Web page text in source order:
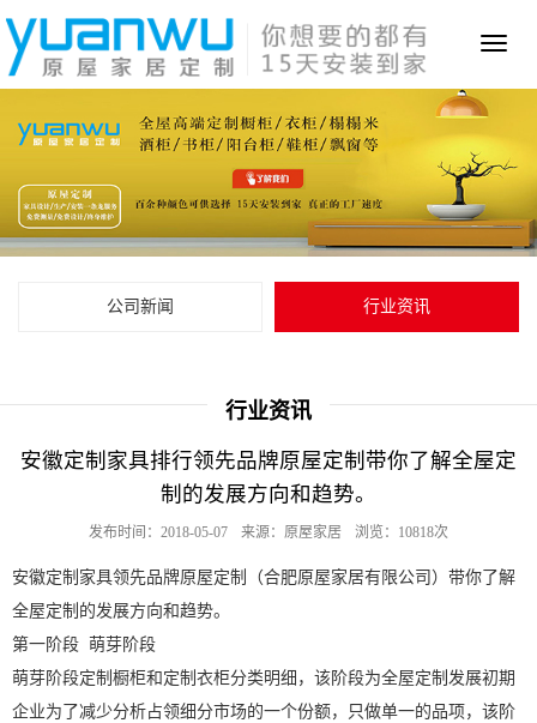
Toggle
公司新闻 行业资讯
行业资讯
安徽定制家具排行领先品牌原屋定制带你了解全屋定
制的发展方向和趋势。
发布时间：2018-05-07 来源：原屋家居 浏览：10818次
安徽定制家具领先品牌原屋定制（合肥原屋家居有限公司）带你了解
全屋定制的发展方向和趋势。
第一阶段 萌芽阶段
萌芽阶段定制橱柜和定制衣柜分类明细，该阶段为全屋定制发展初期
企业为了减少分析占领细分市场的一个份额，只做单一的品项，该阶